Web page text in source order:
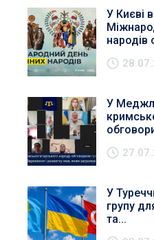
У Києві
народів
У
У
групу
та...